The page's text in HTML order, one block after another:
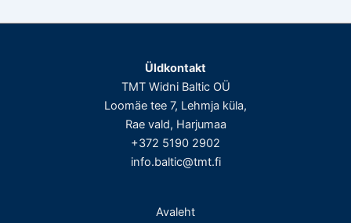
Üldkontakt
TMT Widni Baltic OÜ
Loomäe tee 7, Lehmja küla,
Rae vald, Harjumaa
+372 5190 2902
info.baltic@tmt.fi
Avaleht